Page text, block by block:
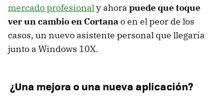
mercado profesionaly ahora puede que toque
ver un cambio en Cortanao en el peor de los
casos, un nuevo asistente personal que llegaría
junto a Windows 10X.
¿Una mejora o una nueva aplicación?